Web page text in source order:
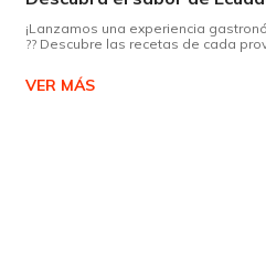
¡Lanzamos una experiencia
?? Descubre las recetas de cada
VER MÁS